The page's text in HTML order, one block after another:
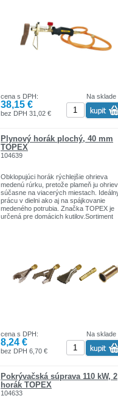
Na sklade
cena s DPH:
38,15 €
bez DPH 31,02 €
Plynový horák plochý, 40 mm
TOPEX
104639
Obklopujúci horák rýchlejšie ohrieva
medenú rúrku, pretože plameň ju
súčasne na viacerých miestach.
prácu v dielni ako aj na spájkovanie
medeného potrubia. Značka TOPEX je
určená pre domácich kutilov.Sortiment
Na sklade
cena s DPH:
8,24 €
bez DPH 6,70 €
Pokrývačská súprava 110 kW, 2
horák TOPEX
104633